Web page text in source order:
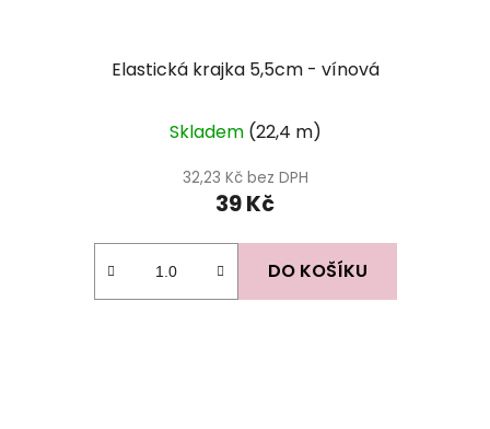
Elastická krajka 5,5cm - vínová
Skladem (22,4 m)
32,23 Kč bez DPH
39 Kč
DO KOŠÍKU